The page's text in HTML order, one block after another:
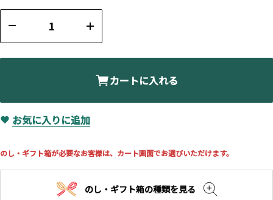
カートに入れる
お気に入りに追加
のし・ギフト箱が必要なお客様は、カート画面でお選びいただけます。
のし・ギフト箱の種類を見る